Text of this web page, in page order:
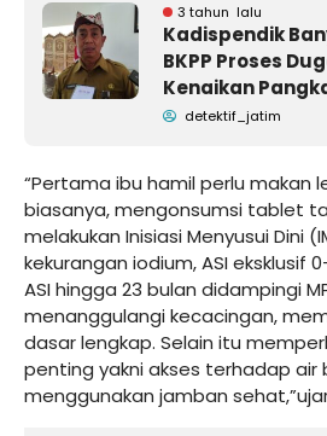
3 tahun lalu
Kadispendik
BKPP Proses
Kenaikan
detektif_jatim
“Pertama ibu hamil perlu makan
biasanya, mengonsumsi tablet
melakukan Inisiasi Menyusui Dini
kekurangan iodium, ASI eksklusif
ASI hingga 23 bulan didampingi
menanggulangi kecacingan,
dasar lengkap. Selain itu
penting yakni akses terhadap air
menggunakan jamban